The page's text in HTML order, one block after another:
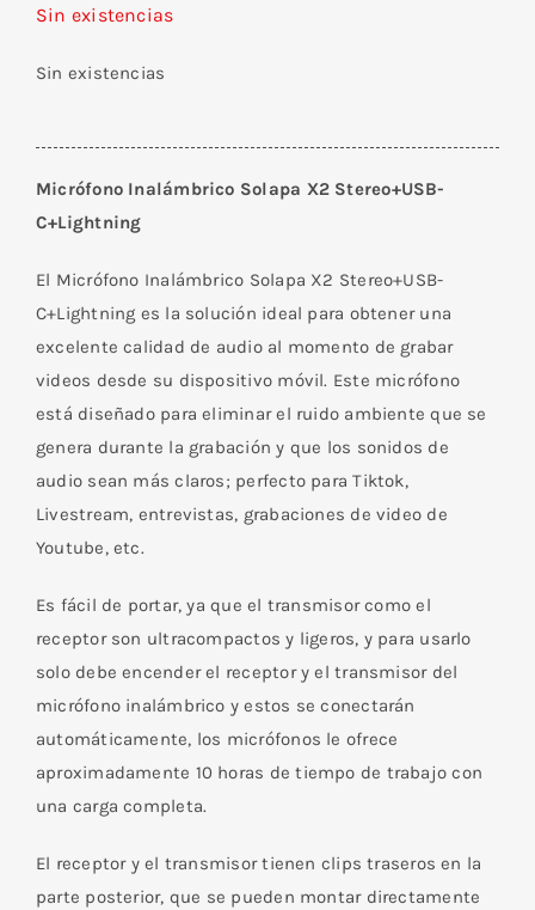
Sin existencias
Sin existencias
Micrófono Inalámbrico Solapa X2 Stereo+USB-
C+Lightning
El Micrófono Inalámbrico Solapa X2 Stereo+USB-
C+Lightning es la solución ideal para obtener una
excelente calidad de audio al momento de grabar
videos desde su dispositivo móvil. Este micrófono
está diseñado para eliminar el ruido ambiente que se
genera durante la grabación y que los sonidos de
audio sean más claros; perfecto para Tiktok,
Livestream, entrevistas, grabaciones de video de
Youtube, etc.
Es fácil de portar, ya que el transmisor como el
receptor son ultracompactos y ligeros, y para usarlo
solo debe encender el receptor y el transmisor del
micrófono inalámbrico y estos se conectarán
automáticamente, los micrófonos le ofrece
aproximadamente 10 horas de tiempo de trabajo con
una carga completa.
El receptor y el transmisor tienen clips traseros en la
parte posterior, que se pueden montar directamente